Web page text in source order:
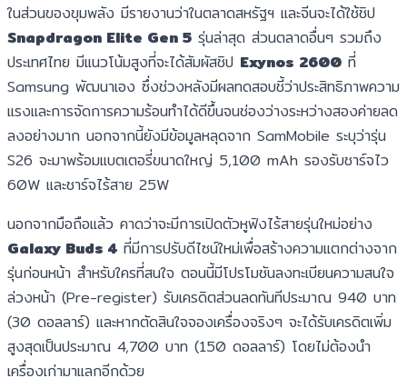
ในส่วนของขุมพลัง มีรายงานว่าในตลาดสหรัฐฯ และจีนจะได้ใช้ชิป
Snapdragon Elite Gen 5 รุ่นล่าสุด ส่วนตลาดอื่นๆ รวมถึง
ประเทศไทย มีแนวโน้มสูงที่จะได้สัมผัสชิป Exynos 2600 ที่
Samsung พัฒนาเอง ซึ่งช่วงหลังมีผลทดสอบชี้ว่าประสิทธิภาพความ
แรงและการจัดการความร้อนทำได้ดีขึ้นจนช่องว่างระหว่างสองค่ายลด
ลงอย่างมาก นอกจากนี้ยังมีข้อมูลหลุดจาก SamMobile ระบุว่ารุ่น
S26 จะมาพร้อมแบตเตอรี่ขนาดใหญ่ 5,100 mAh รองรับชาร์จไว
60W และชาร์จไร้สาย 25W
นอกจากมือถือแล้ว คาดว่าจะมีการเปิดตัวหูฟังไร้สายรุ่นใหม่อย่าง
Galaxy Buds 4 ที่มีการปรับดีไซน์ใหม่เพื่อสร้างความแตกต่างจาก
รุ่นก่อนหน้า สำหรับใครที่สนใจ ตอนนี้มีโปรโมชันลงทะเบียนความสนใจ
ล่วงหน้า (Pre-register) รับเครดิตส่วนลดทันทีประมาณ 940 บาท
(30 ดอลลาร์) และหากตัดสินใจจองเครื่องจริงๆ จะได้รับเครดิตเพิ่ม
สูงสุดเป็นประมาณ 4,700 บาท (150 ดอลลาร์) โดยไม่ต้องนำ
เครื่องเก่ามาแลกอีกด้วย